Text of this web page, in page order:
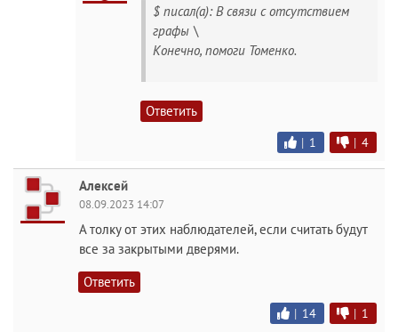
$ писал(а): В связи с отсутствием
графы \
Конечно, помоги Томенко.
Ответить
| 1 | 4
Алексей
08.09.2023 14:07
А толку от этих наблюдателей, если считать будут
все за закрытыми дверями.
Ответить
| 14 | 1